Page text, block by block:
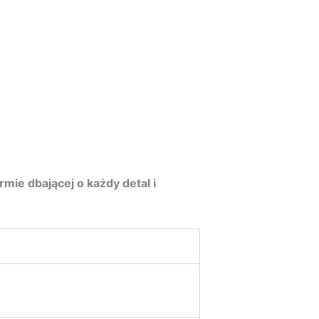
dbającej o każdy detal i